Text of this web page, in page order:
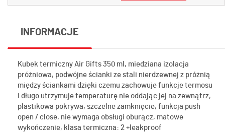
INFORMACJE
Kubek termiczny Air Gifts 350 ml, miedziana izolacja
próżniowa, podwójne ścianki ze stali nierdzewnej z próżnią
między ściankami dzięki czemu zachowuje funkcje termosu
i długo utrzymuje temperaturę nie oddając jej na zewnątrz,
plastikowa pokrywa, szczelne zamknięcie, funkcja push
open / close, nie wymaga obsługi oburącz, matowe
wykończenie, klasa termiczna: 2 +leakproof